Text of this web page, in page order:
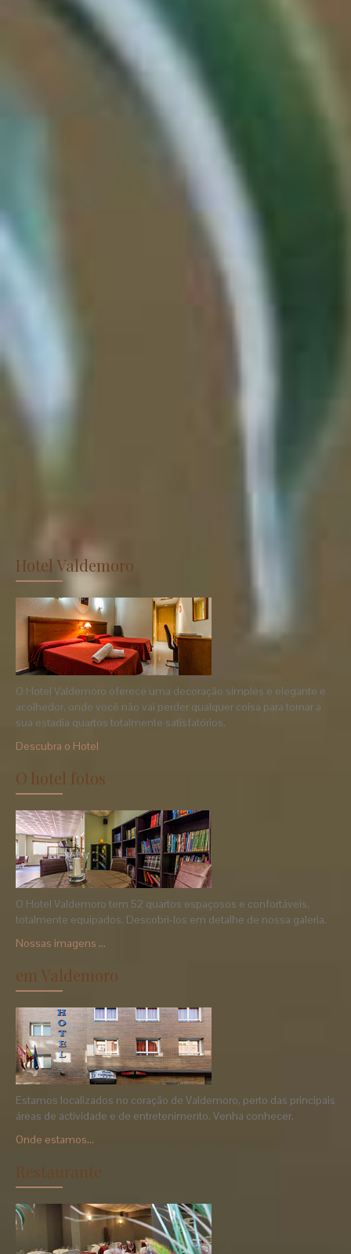
Código Promocional
Hotel Valdemoro
O Hotel Valdemoro oferece uma decoração simples e elegante e
acolhedor, onde você não vai perder qualquer coisa para tornar a
sua estadia quartos totalmente satisfatórios.
Descubra o Hotel
O hotel fotos
O Hotel Valdemoro tem 52 quartos espaçosos e confortáveis,
totalmente equipados. Descobri-los em detalhe de nossa galeria.
Nossas imagens ...
em Valdemoro
Estamos localizados no coração de Valdemoro, perto das principais
áreas de actividade e de entretenimento. Venha conhecer.
Onde estamos...
Restaurante